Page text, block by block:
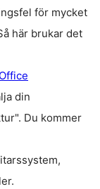
för mycket
här brukar det
din
Du kommer